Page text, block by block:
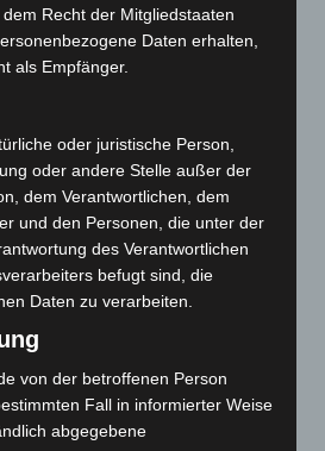
Recht der Mitgliedstaaten
Daten erhalten,
als Empfänger.
oder juristische Person,
oder andere Stelle außer der
dem Verantwortlichen, dem
und den Personen, die unter der
des Verantwortlichen
befugt sind, die
Daten zu verarbeiten.
von der betroffenen Person
Fall in informierter Weise
abgegebene